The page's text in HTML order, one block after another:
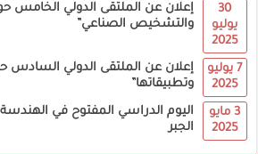
إعلان عن الملتقى الدولي الخامس
والتشخيص الصناعي”
30
يوليو
2025
إعلان عن الملتقى الدولي السادس
وتطبيقاتها”
7 يوليو
2025
اليوم الدراسي المفتوح في
الجبر
3 مايو
2025